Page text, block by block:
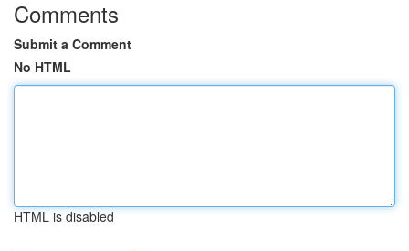
Comments
Submit a Comment
No HTML
HTML is disabled